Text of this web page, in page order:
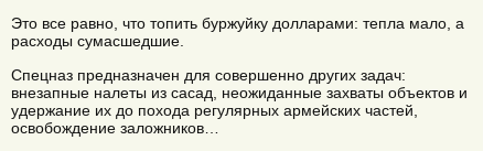
Это все равно, что топить буржуйку долларами: тепла мало, а
расходы сумасшедшие.
Спецназ предназначен для совершенно других задач:
внезапные налеты из сасад, неожиданные захваты объектов и
удержание их до похода регулярных армейских частей,
освобождение заложников…